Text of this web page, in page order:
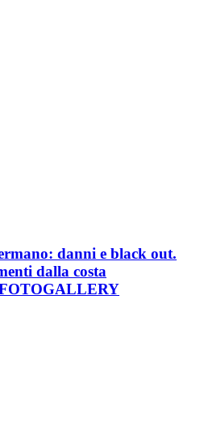
danni e black out.
dalla costa